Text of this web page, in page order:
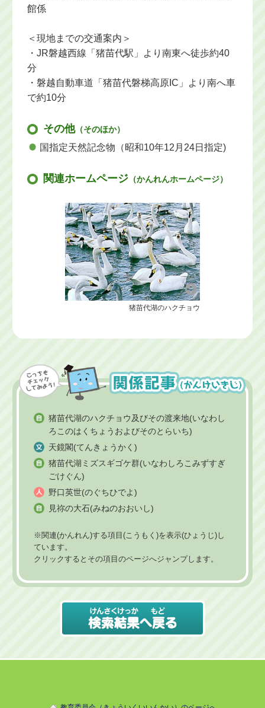
館係
＜現地までの交通案内＞
・JR磐越西線「猪苗代駅」より南東へ徒歩約40
分
・磐越自動車道「猪苗代磐梯高原IC」より南へ車
で約10分
その他（そのほか）
国指定天然記念物（昭和10年12月24日指定)
関連ホームページ（かんれんホームページ）
猪苗代湖のハクチョウ
猪苗代湖のハクチョウ及びその渡来地(いなわし
ろこのはくちょうおよびそのとらいち)
天鏡閣(てんきょうかく)
猪苗代湖ミズスギゴケ群(いなわしろこみずすぎ
ごけぐん)
野口英世(のぐちひでよ)
見祢の大石(みねのおおいし)
※関連(かんれん)する項目(こうもく)を表示(ひょうじ)し
ています。
クリックするとその項目のページへジャンプします。